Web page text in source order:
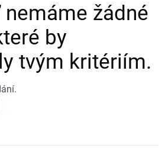
nemáme žádné
by
tvým kritériím.